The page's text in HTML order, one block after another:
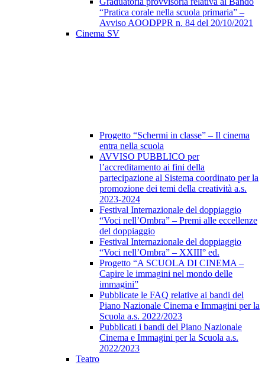
“Pratica corale nella scuola primaria” –
Avviso AOODPPR n. 84 del 20/10/2021
Cinema SV
Progetto “Schermi in classe” – Il cinema
entra nella scuola
AVVISO PUBBLICO per
l’accreditamento ai fini della
partecipazione al Sistema coordinato per la
promozione dei temi della creatività a.s.
2023-2024
Festival Internazionale del doppiaggio
“Voci nell’Ombra” – Premi alle eccellenze
del doppiaggio
Festival Internazionale del doppiaggio
“Voci nell’Ombra” – XXIII° ed.
Progetto “A SCUOLA DI CINEMA –
Capire le immagini nel mondo delle
immagini”
Pubblicate le FAQ relative ai bandi del
Piano Nazionale Cinema e Immagini per la
Scuola a.s. 2022/2023
Pubblicati i bandi del Piano Nazionale
Cinema e Immagini per la Scuola a.s.
2022/2023
Teatro